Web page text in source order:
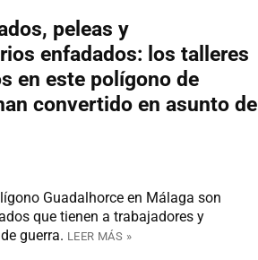
peleas y
enfadados: los talleres
en este polígono de
convertido en asunto de
Guadalhorce en Málaga son
que tienen a trabajadores y
guerra. LEER MÁS »